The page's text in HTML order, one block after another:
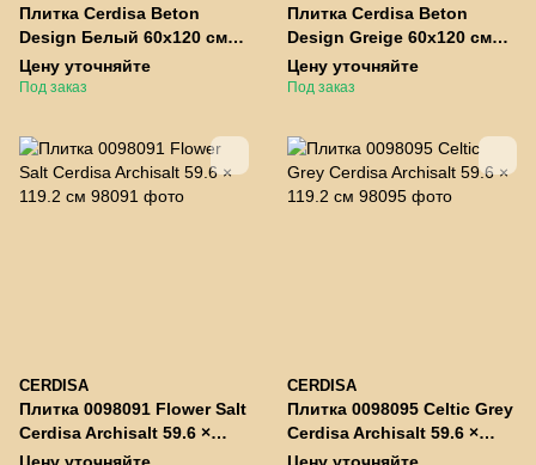
Плитка Cerdisa Beton
Design Белый 60x120 см
0099301
Цену уточняйте
Под заказ
Плитка Cerdisa Beton
Design Greige 60x120 см
0099307
Цену уточняйте
Под заказ
CERDISA
Плитка 0098091 Flower Salt
Cerdisa Archisalt 59.6 ×
119.2 см
CERDISA
Плитка 0098095 Celtic Grey
Cerdisa Archisalt 59.6 ×
119.2 см